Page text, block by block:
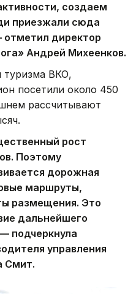
создаем
приезжали сюда
отметил директор
Андрей Михеенков.
туризма ВКО,
посетили около 450
рассчитывают
рост
Поэтому
дорожная
маршруты,
размещения. Это
дальнейшего
подчеркнула
управления
Смит.